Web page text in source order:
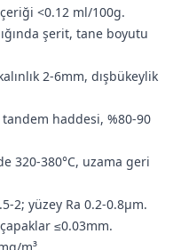
<0.12 ml/100g.
şerit, tane boyutu
2-6mm, dışbükeylik
haddesi, %80-90
320-380°C, uzama geri
2; yüzey Ra 0.2-0.8μm.
çapaklar ≤0.03mm.